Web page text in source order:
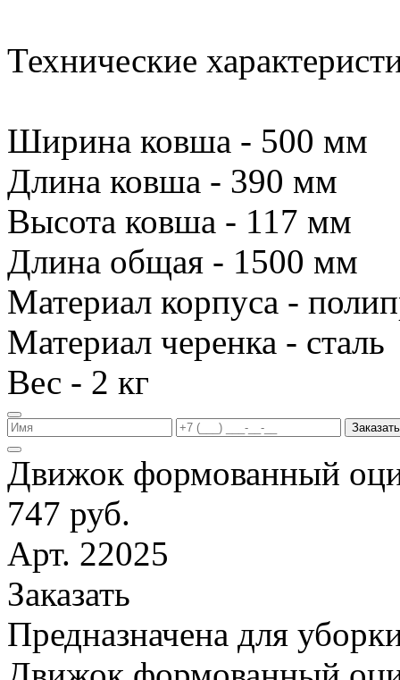
Технические
Ширина ковша - 500 мм
Длина ковша - 390 мм
Высота ковша - 117 мм
Длина общая - 1500 мм
Материал корпуса -
Материал черенка - сталь
Вес - 2 кг
Заказать
Движок формованный
747 руб.
Арт. 22025
Заказать
Предназначена для